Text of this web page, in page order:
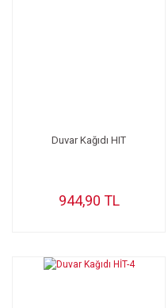
Duvar Kağıdı HIT
944,90 TL